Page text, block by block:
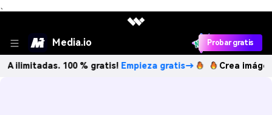
、
Media.io Probar gratis
100 % gratis!Empieza gratis→ Crea imágenes IA